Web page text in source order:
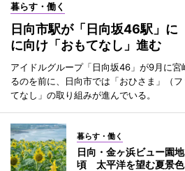
暮らす・働く
日向市駅が「日向坂46駅」に
に向け「おもてなし」進む
アイドルグループ「日向坂46」が9月に
るのを前に、日向市では「おひさま」（
てなし」の取り組みが進んでいる。
暮らす・働く
日向・金ヶ浜ビュー園
頃 太平洋を望む夏景色